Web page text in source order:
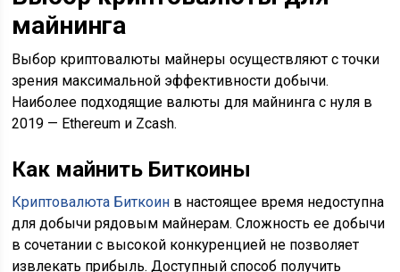
майнинга
Выбор криптовалюты майнеры осуществляют с точки
зрения максимальной эффективности добычи.
Наиболее подходящие валюты для майнинга с нуля в
2019 — Ethereum и Zcash.
Как майнить Биткоины
Криптовалюта Биткоин в настоящее время недоступна
для добычи рядовым майнерам. Сложность ее добычи
в сочетании с высокой конкуренцией не позволяет
извлекать прибыль. Доступный способ получить